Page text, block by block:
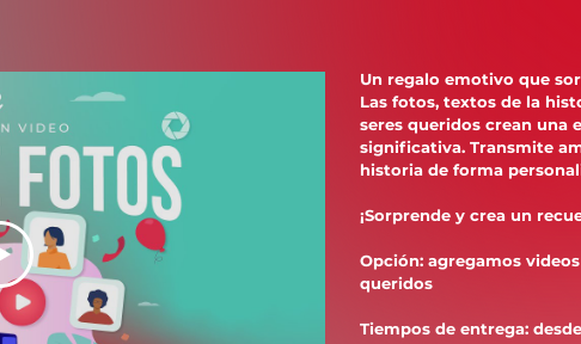
Un regalo emotivo que
Las fotos, textos de la
seres queridos crean una
significativa. Transmite
historia de forma
¡Sorprende y crea un
Opción: agregamos
queridos
Tiempos de entrega: